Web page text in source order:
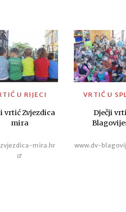
U RIJECI
vrtić Zvjezdica
mira
mira.hr
VRTIĆ U
Dječji
www.dv-